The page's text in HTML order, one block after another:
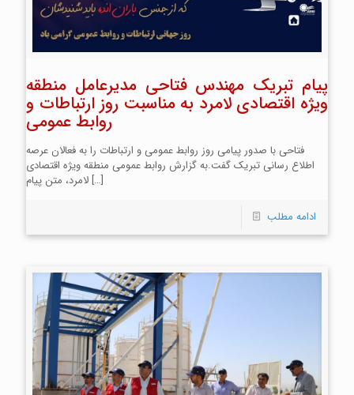
پیام تبریک مهندس فتاحی مدیرعامل منطقه
ویژه اقتصادی لامرد به مناسبت روز ارتباطات و
روابط عمومی
فتاحی با صدور پیامی روز روابط عمومی و ارتباطات را به فعالان عرصه
اطلاع رسانی تبریک گفت.به گزارش روابط عمومی منطقه ویژه اقتصادی
لامرد، متن پیام[…]
ادامه مطلب